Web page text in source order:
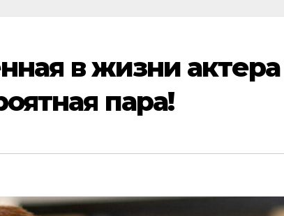
в жизни актера
пара!